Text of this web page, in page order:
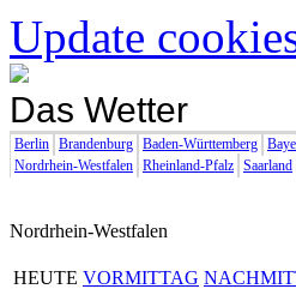
Update
Das Wetter
Berlin Brandenburg Baden-Württemberg
Nordrhein-Westfalen Rheinland-Pfalz Saarland
Nordrhein-Westfalen
HEUTE VORMITTAG